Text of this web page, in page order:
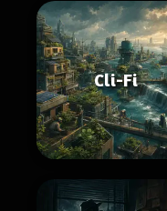
Cli-Fi